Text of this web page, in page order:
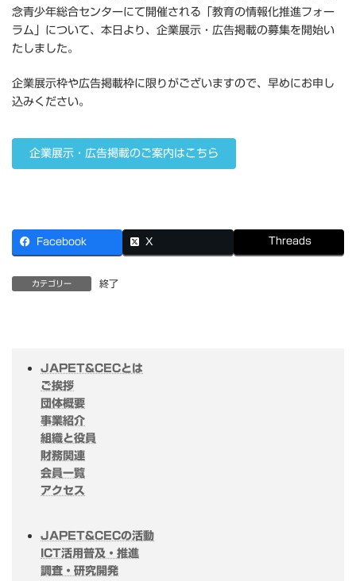
念青少年総合センターにて開催される「教育の情報化推進フォー
ラム」について、本日より、企業展示・広告掲載の募集を開始い
たしました。
企業展示枠や広告掲載枠に限りがございますので、早めにお申し
込みください。
企業展示・広告掲載のご案内はこちら
Facebook X Threads
カテゴリー 終了
JAPET&CECとは
ご挨拶
団体概要
事業紹介
組織と役員
財務関連
会員一覧
アクセス
JAPET&CECの活動
ICT活用普及・推進
調査・研究開発